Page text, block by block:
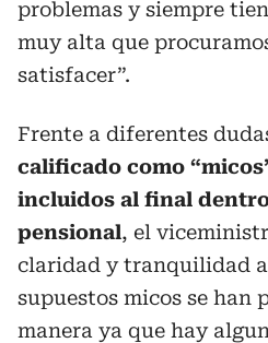
problemas y siempre
muy alta que
satisfacer”.
Frente a diferentes
calificado como
incluidos al final
pensional, el
claridad y tranquilidad
supuestos micos se han
manera ya que hay